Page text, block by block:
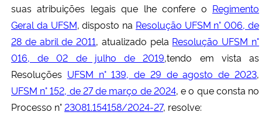
suas atribuições legais que lhe confere o Regimento
Geral da UFSM, disposto na Resolução UFSM n° 006, de
28 de abril de 2011, atualizado pela Resolução UFSM n°
016, de 02 de julho de 2019,tendo em vista as
Resoluções UFSM n° 139, de 29 de agosto de 2023,
UFSM n° 152, de 27 de março de 2024, e o que consta no
Processo n°23081.154158/2024-27, resolve: